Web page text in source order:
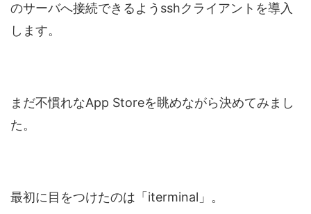
のサーバへ接続できるようsshクライアントを導入
します。
まだ不慣れなApp Storeを眺めながら決めてみまし
た。
最初に目をつけたのは「iterminal」。